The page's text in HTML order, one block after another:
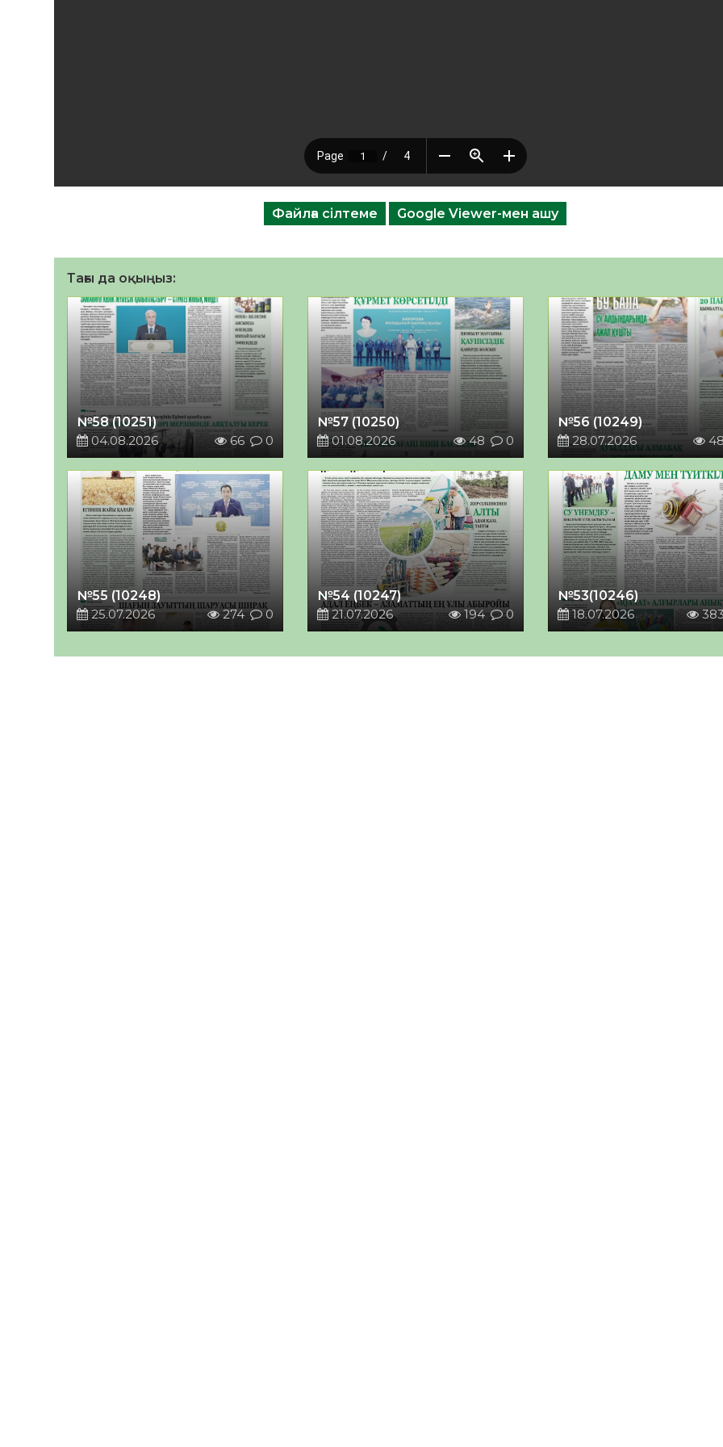
Файлға сілтеме Google Viewer-мен ашу
Тағы да оқыңыз:
№58 (10251)
04.08.2026
66 0
№57 (10250)
01.08.2026
48 0
№56 (10249)
28.07.2026
48
№55 (10248)
25.07.2026
274 0
№54 (10247)
21.07.2026
194 0
№53(10246)
18.07.2026
383